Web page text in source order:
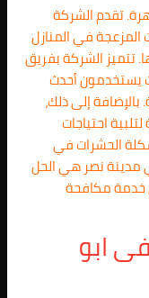
تقدم الشركة
في المنازل
تتميز الشركة بفريق
يستخدمون أحدث
بالإضافة إلى ذلك،
احتياجات
الحشرات في
مدينة نصر هي الحل
خدمة مكافحة
ابو